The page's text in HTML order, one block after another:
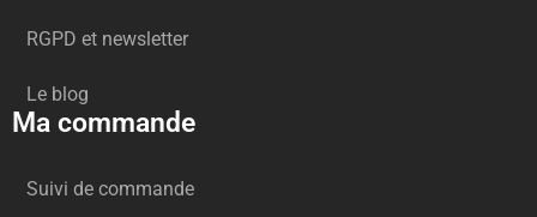
RGPD et newsletter
Le blog
Ma commande
Suivi de commande